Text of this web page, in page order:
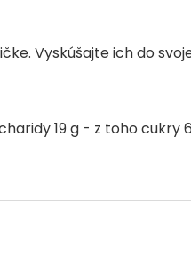
Vyskúšajte ich do
19 g - z toho cukry